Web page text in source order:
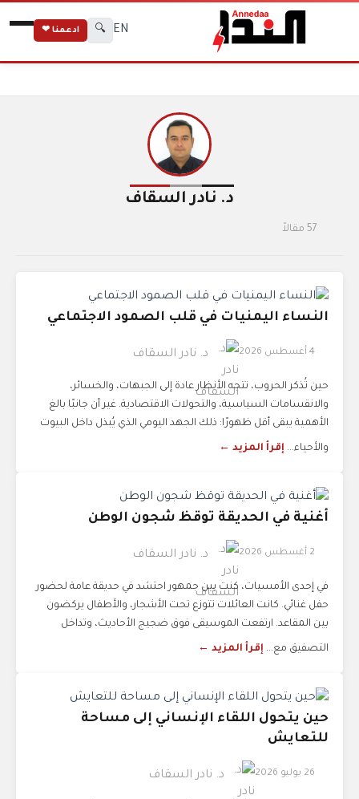
EN
🔍 ادعمنا ❤
د. نادر السقاف
57 مقالاً
النساء اليمنيات في قلب الصمود الاجتماعي
4 أغسطس 2026 د. نادر السقاف
حين تُذكر الحروب، تتجه الأنظار عادة إلى الجبهات، والخسائر،
والانقسامات السياسية، والتحولات الاقتصادية. غير أن جانبًا بالغ
الأهمية يبقى أقل ظهورًا: ذلك الجهد اليومي الذي يُبذل داخل البيوت
والأحياء... إقرأ المزيد ←
أغنية في الحديقة توقظ شجون الوطن
2 أغسطس 2026 د. نادر السقاف
في إحدى الأمسيات، كنت بين جمهور احتشد في حديقة عامة لحضور
حفل غنائي. كانت العائلات تتوزع تحت الأشجار، والأطفال يركضون
بين المقاعد. ارتفعت الموسيقى فوق ضجيج الأحاديث، وتداخل
التصفيق مع... إقرأ المزيد ←
حين يتحول اللقاء الإنساني إلى مساحة
للتعايش
26 يوليو 2026 د. نادر السقاف